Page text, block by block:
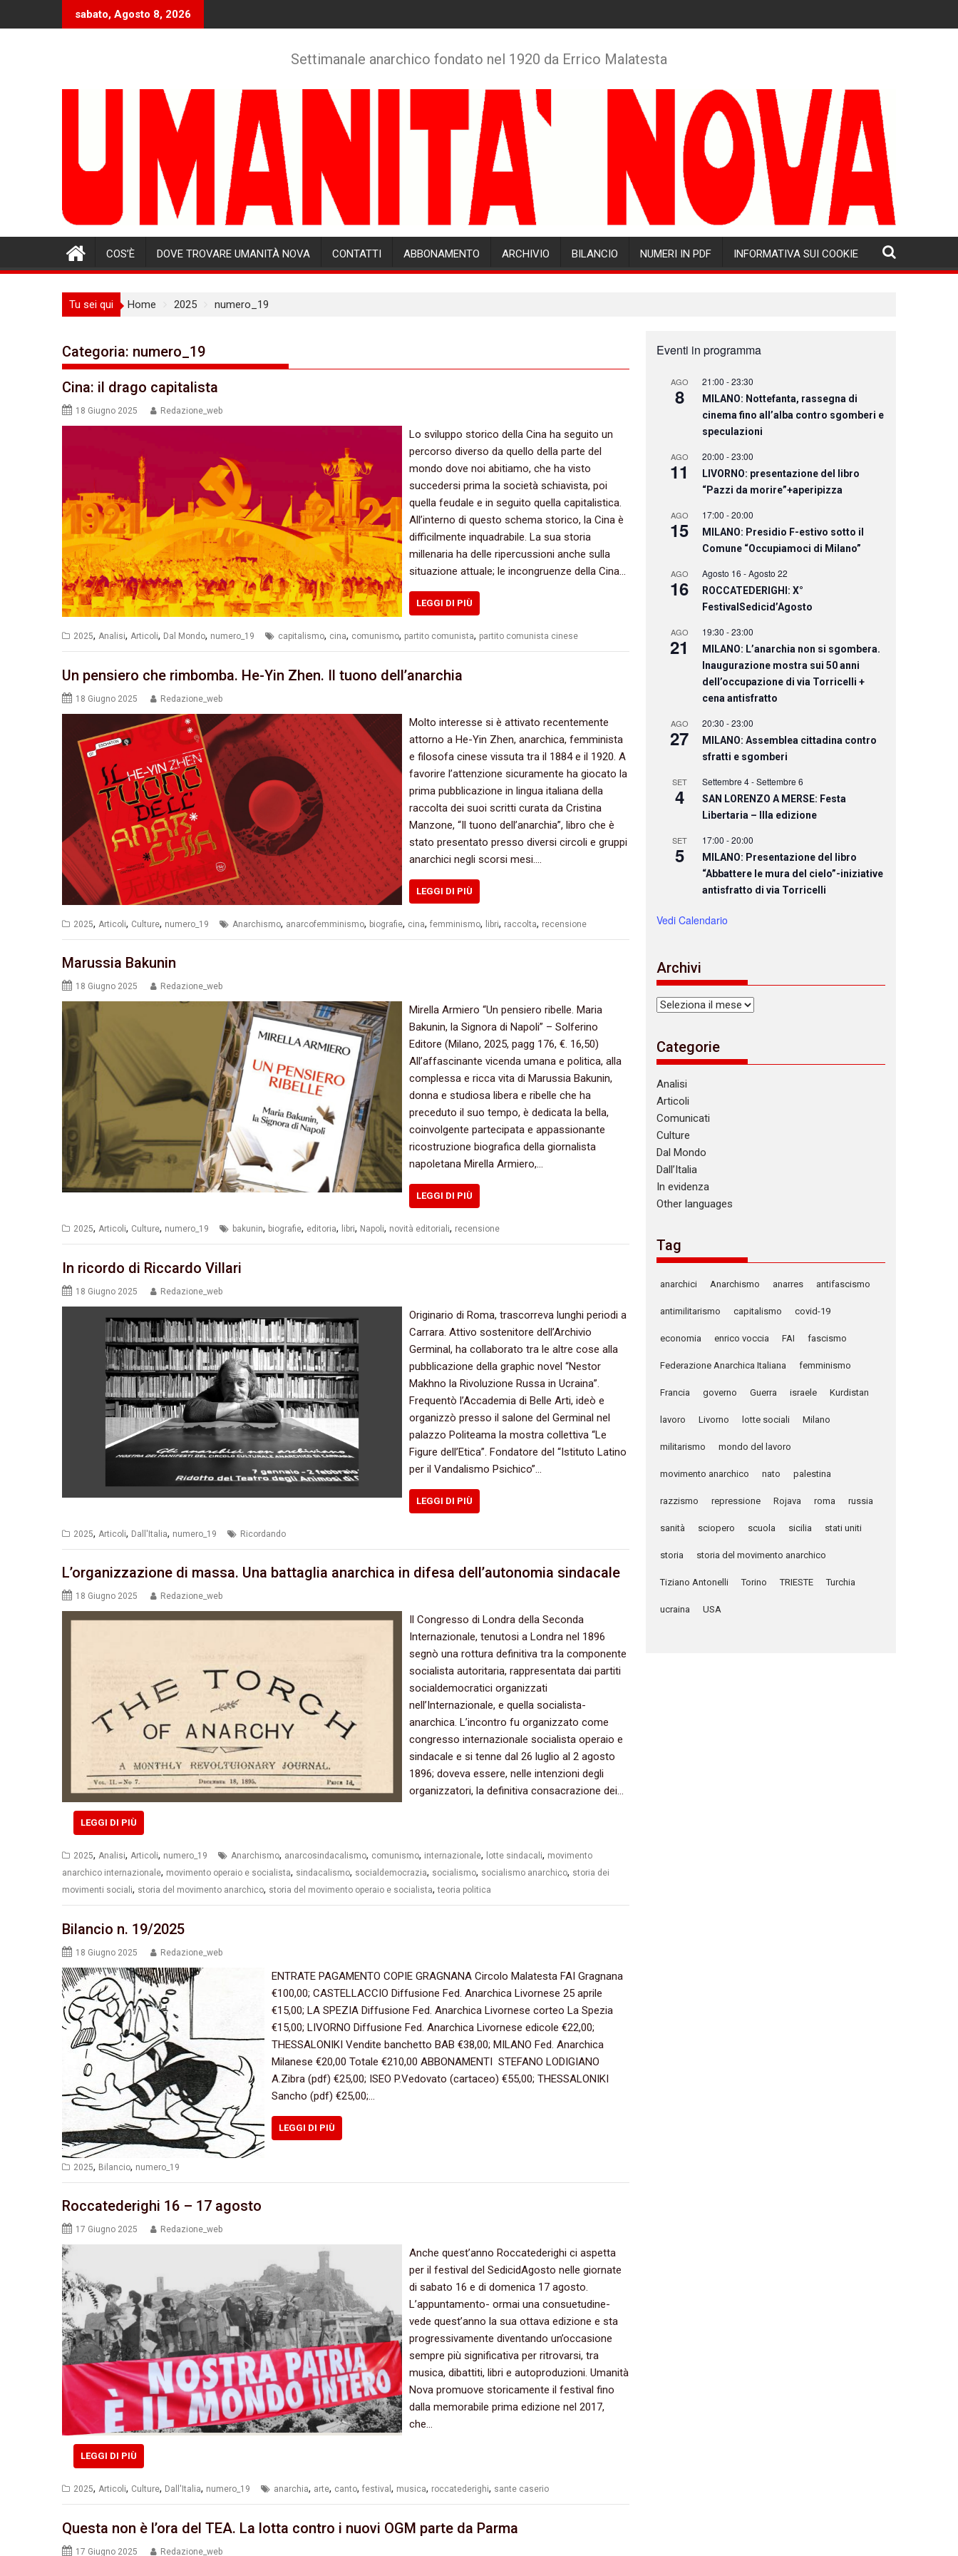
sabato, Agosto 8, 2026
Settimanale anarchico fondato nel 1920 da Errico Malatesta
COS’È DOVE TROVARE UMANITÀ NOVA CONTATTI ABBONAMENTO ARCHIVIO BILANCIO NUMERI IN PDF INFORMATIVA SUI COOKIE
Tu sei qui Home 2025 numero_19
Categoria: numero_19
Cina: il drago capitalista
18 Giugno 2025 Redazione_web
Lo sviluppo storico della Cina ha seguito un
percorso diverso da quello della parte del
mondo dove noi abitiamo, che ha visto
succedersi prima la società schiavista, poi
quella feudale e in seguito quella capitalistica.
All’interno di questo schema storico, la Cina è
difficilmente inquadrabile. La sua storia
millenaria ha delle ripercussioni anche sulla
situazione attuale; le incongruenze della Cina…
LEGGI DI PIÙ
2025, Analisi, Articoli, Dal Mondo, numero_19 capitalismo, cina, comunismo, partito comunista, partito comunista cinese
Un pensiero che rimbomba. He-Yin Zhen. Il tuono dell’anarchia
18 Giugno 2025 Redazione_web
Molto interesse si è attivato recentemente
attorno a He-Yin Zhen, anarchica, femminista
e filosofa cinese vissuta tra il 1884 e il 1920. A
favorire l’attenzione sicuramente ha giocato la
prima pubblicazione in lingua italiana della
raccolta dei suoi scritti curata da Cristina
Manzone, “Il tuono dell’anarchia”, libro che è
stato presentato presso diversi circoli e gruppi
anarchici negli scorsi mesi.…
LEGGI DI PIÙ
2025, Articoli, Culture, numero_19 Anarchismo, anarcofemminismo, biografie, cina, femminismo, libri, raccolta, recensione
Marussia Bakunin
18 Giugno 2025 Redazione_web
Mirella Armiero “Un pensiero ribelle. Maria
Bakunin, la Signora di Napoli” – Solferino
Editore (Milano, 2025, pagg 176, €. 16,50)
All’affascinante vicenda umana e politica, alla
complessa e ricca vita di Marussia Bakunin,
donna e studiosa libera e ribelle che ha
preceduto il suo tempo, è dedicata la bella,
coinvolgente partecipata e appassionante
ricostruzione biografica della giornalista
napoletana Mirella Armiero,…
LEGGI DI PIÙ
2025, Articoli, Culture, numero_19 bakunin, biografie, editoria, libri, Napoli, novità editoriali, recensione
In ricordo di Riccardo Villari
18 Giugno 2025 Redazione_web
Originario di Roma, trascorreva lunghi periodi a
Carrara. Attivo sostenitore dell’Archivio
Germinal, ha collaborato tra le altre cose alla
pubblicazione della graphic novel “Nestor
Makhno la Rivoluzione Russa in Ucraina”.
Frequentò l’Accademia di Belle Arti, ideò e
organizzò presso il salone del Germinal nel
palazzo Politeama la mostra collettiva “Le
Figure dell’Etica”. Fondatore del “Istituto Latino
per il Vandalismo Psichico”…
LEGGI DI PIÙ
2025, Articoli, Dall'Italia, numero_19 Ricordando
L’organizzazione di massa. Una battaglia anarchica in difesa dell’autonomia sindacale
18 Giugno 2025 Redazione_web
Il Congresso di Londra della Seconda
Internazionale, tenutosi a Londra nel 1896
segnò una rottura definitiva tra la componente
socialista autoritaria, rappresentata dai partiti
socialdemocratici organizzati
nell’Internazionale, e quella socialista-
anarchica. L’incontro fu organizzato come
congresso internazionale socialista operaio e
sindacale e si tenne dal 26 luglio al 2 agosto
1896; doveva essere, nelle intenzioni degli
organizzatori, la definitiva consacrazione dei…
LEGGI DI PIÙ
2025, Analisi, Articoli, numero_19 Anarchismo, anarcosindacalismo, comunismo, internazionale, lotte sindacali, movimento
anarchico internazionale, movimento operaio e socialista, sindacalismo, socialdemocrazia, socialismo, socialismo anarchico, storia dei
movimenti sociali, storia del movimento anarchico, storia del movimento operaio e socialista,teoria politica
Bilancio n. 19/2025
18 Giugno 2025 Redazione_web
ENTRATE PAGAMENTO COPIE GRAGNANA Circolo Malatesta FAI Gragnana
€100,00; CASTELLACCIO Diffusione Fed. Anarchica Livornese 25 aprile
€15,00; LA SPEZIA Diffusione Fed. Anarchica Livornese corteo La Spezia
€15,00; LIVORNO Diffusione Fed. Anarchica Livornese edicole €22,00;
THESSALONIKI Vendite banchetto BAB €38,00; MILANO Fed. Anarchica
Milanese €20,00 Totale €210,00 ABBONAMENTI STEFANO LODIGIANO
A.Zibra (pdf) €25,00; ISEO P.Vedovato (cartaceo) €55,00; THESSALONIKI
Sancho (pdf) €25,00;…
LEGGI DI PIÙ
2025, Bilancio, numero_19
Roccatederighi 16 – 17 agosto
17 Giugno 2025 Redazione_web
Anche quest’anno Roccatederighi ci aspetta
per il festival del SedicidAgosto nelle giornate
di sabato 16 e di domenica 17 agosto.
L’appuntamento- ormai una consuetudine-
vede quest’anno la sua ottava edizione e sta
progressivamente diventando un’occasione
sempre più significativa per ritrovarsi, tra
musica, dibattiti, libri e autoproduzioni. Umanità
Nova promuove storicamente il festival fino
dalla memorabile prima edizione nel 2017,
che…
LEGGI DI PIÙ
2025, Articoli, Culture, Dall'Italia, numero_19 anarchia, arte, canto, festival , musica, roccatederighi, sante caserio
Questa non è l’ora del TEA. La lotta contro i nuovi OGM parte da Parma
17 Giugno 2025 Redazione_web
Eventi in programma
AGO
8
21:00 -23:30
MILANO: Nottefanta, rassegna di
cinema fino all’alba contro sgomberi e
speculazioni
AGO
11
20:00 -23:00
LIVORNO: presentazione del libro
“Pazzi da morire”+aperipizza
AGO
15
17:00 -20:00
MILANO: Presidio F-estivo sotto il
Comune “Occupiamoci di Milano”
AGO
16
Agosto 16 -Agosto 22
ROCCATEDERIGHI: X°
FestivalSedicid’Agosto
AGO
21
19:30 -23:00
MILANO: L’anarchia non si sgombera.
Inaugurazione mostra sui 50 anni
dell’occupazione di via Torricelli +
cena antisfratto
AGO
27
20:30 -23:00
MILANO: Assemblea cittadina contro
sfratti e sgomberi
SET
4
Settembre 4-Settembre 6
SAN LORENZO A MERSE: Festa
Libertaria – IIIa edizione
SET
5
17:00 -20:00
MILANO: Presentazione del libro
“Abbattere le mura del cielo”-iniziative
antisfratto di via Torricelli
Vedi Calendario
Archivi
Archivi
Categorie
Analisi
Articoli
Comunicati
Culture
Dal Mondo
Dall’Italia
In evidenza
Other languages
Tag
anarchici Anarchismo anarres antifascismo
antimilitarismo capitalismo covid-19
economia enrico voccia FAI fascismo
Federazione Anarchica Italiana femminismo
Francia governo Guerra israele Kurdistan
lavoro Livorno lotte sociali Milano
militarismo mondo del lavoro
movimento anarchico nato palestina
razzismo repressione Rojava roma russia
sanità sciopero scuola sicilia stati uniti
storia storia del movimento anarchico
Tiziano Antonelli Torino TRIESTE Turchia
ucraina USA